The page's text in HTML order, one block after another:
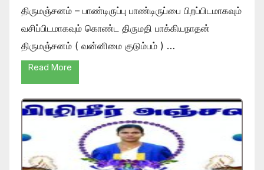
திருமஞ்சனம் – பாண்டிருப்பு பாண்டிருப்பை பிறப்பிடமாகவும்
வசிப்பிடமாகவும் கொண்ட திருமதி பாக்கியநாதன்
திருமஞ்சனம் ( வன்னிமை குடும்பம் ) …
Read More